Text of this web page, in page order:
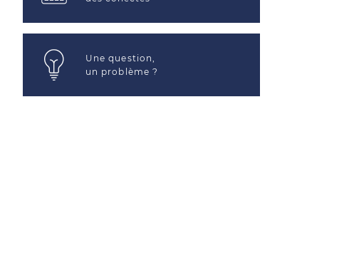
Une question,
un problème ?